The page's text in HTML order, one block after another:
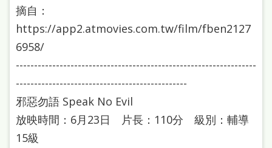
摘自：
https://app2.atmovies.com.tw/film/fben2127
6958/
------------------------------------------------------------------
-----------------------------------------------
邪惡勿語 Speak No Evil
放映時間：6月23日 片長：110分 級別：輔導
15級